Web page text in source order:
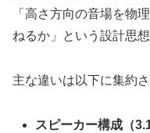
「高さ方向の音場を物
ねるか」という設計思
主な違いは以下に集約さ
スピーカー構成（